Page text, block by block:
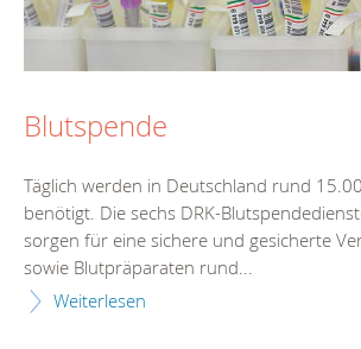
Blutspende
Täglich werden in Deutschland rund
benötigt. Die sechs DRK-
sorgen für eine sichere und gesicherte
sowie Blutpräparaten rund...
Weiterlesen